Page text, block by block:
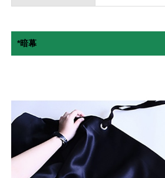
*暗幕